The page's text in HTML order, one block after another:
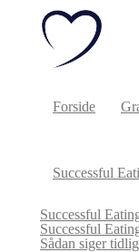
Forside
Successful
Successful
Successful
Sådan siger